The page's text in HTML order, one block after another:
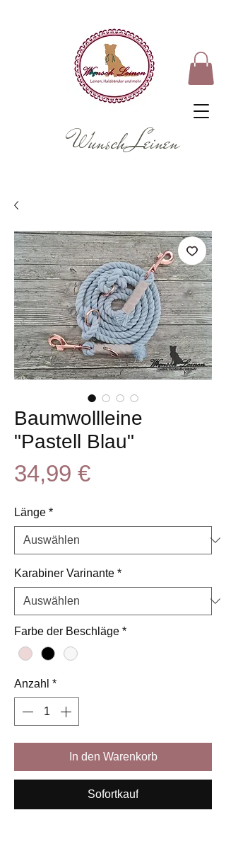
Wunsch Leinen
Baumwollleine
"Pastell Blau"
34,99 €Preis
Länge *
Karabiner Varinante *
Farbe der Beschläge *
Anzahl *
In den Warenkorb
Sofortkauf